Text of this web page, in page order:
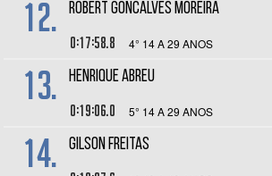
12. ROBERT GONCALVES MOREIRA
0:17:58.8 4° 14 A 29 ANOS
13. HENRIQUE ABREU
0:19:06.0 5° 14 A 29 ANOS
14. GILSON FREITAS